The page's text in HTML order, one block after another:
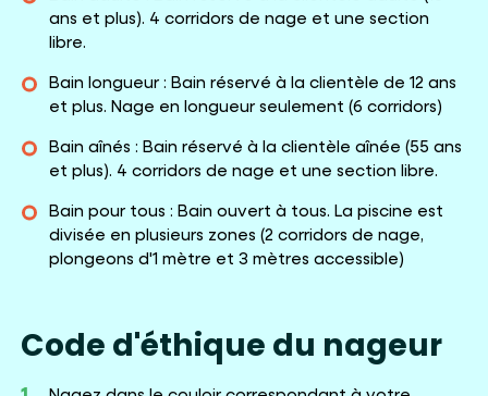
ans et plus). 4 corridors de nage et une section
libre.
Bain longueur : Bain réservé à la clientèle de 12 ans
et plus. Nage en longueur seulement (6 corridors)
Bain aînés : Bain réservé à la clientèle aînée (55 ans
et plus). 4 corridors de nage et une section libre.
Bain pour tous : Bain ouvert à tous. La piscine est
divisée en plusieurs zones (2 corridors de nage,
plongeons d'1 mètre et 3 mètres accessible)
Code d'éthique du nageur